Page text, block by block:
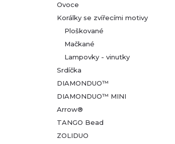
Ovoce
Korálky se zvířecími motivy
Ploškované
Mačkané
Lampovky - vinutky
Srdíčka
DIAMONDUO™
DIAMONDUO™ MINI
Arrow®
TANGO Bead
ZOLIDUO